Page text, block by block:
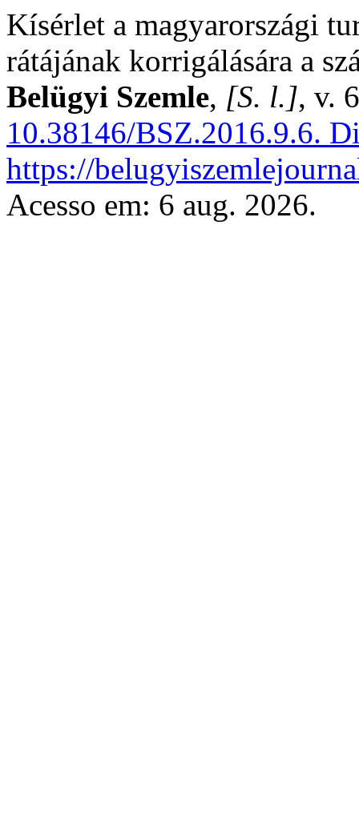
Kísérlet a magyarországi
rátájának korrigálására a
Belügyi Szemle, [S. l.], v.
10.38146/BSZ.2016.9.6.
https://
Acesso em: 6 aug. 2026.